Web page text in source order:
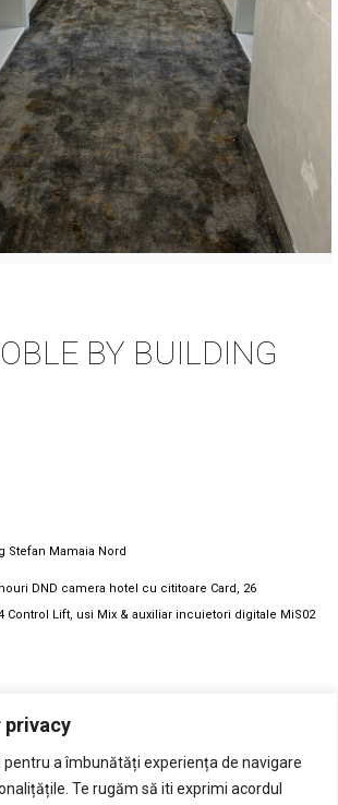
privacy
pentru a îmbunătăți experiența de navigare
Te rugăm să iti exprimi acordul
BY BUILDING
Stefan Mamaia Nord
DND camera hotel cu cititoare Card, 26
Control Lift, usi Mix & auxiliar incuietori digitale MiS02
Nord